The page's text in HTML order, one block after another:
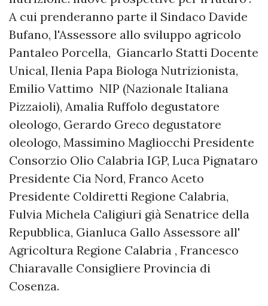
A cui prenderanno parte il Sindaco Davide
Bufano, l'Assessore allo sviluppo agricolo
Pantaleo Porcella, Giancarlo Statti Docente
Unical, Ilenia Papa Biologa Nutrizionista,
Emilio Vattimo NIP (Nazionale Italiana
Pizzaioli), Amalia Ruffolo degustatore
oleologo, Gerardo Greco degustatore
oleologo, Massimino Magliocchi Presidente
Consorzio Olio Calabria IGP, Luca Pignataro
Presidente Cia Nord, Franco Aceto
Presidente Coldiretti Regione Calabria,
Fulvia Michela Caligiuri già Senatrice della
Repubblica, Gianluca Gallo Assessore all'
Agricoltura Regione Calabria , Francesco
Chiaravalle Consigliere Provincia di
Cosenza.